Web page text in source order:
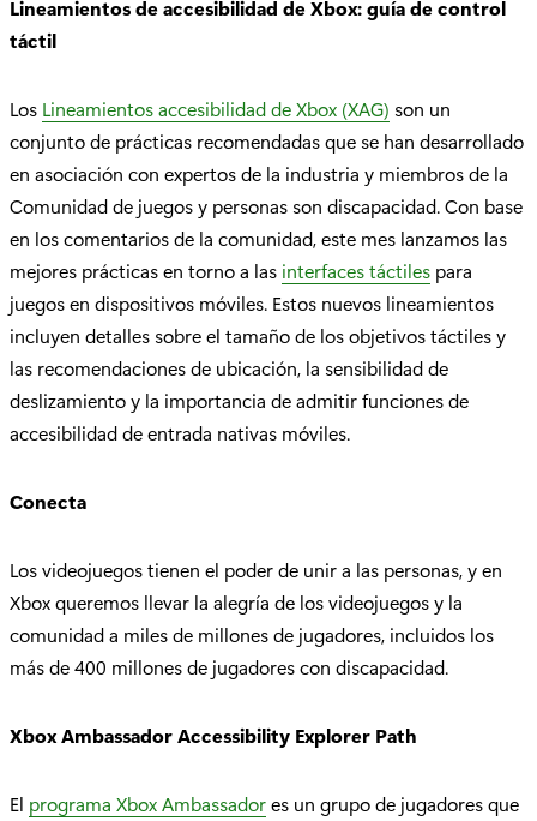
Lineamientos de accesibilidad de Xbox: guía de control
táctil
Los Lineamientos accesibilidad de Xbox (XAG) son un
conjunto de prácticas recomendadas que se han desarrollado
en asociación con expertos de la industria y miembros de la
Comunidad de juegos y personas son discapacidad. Con base
en los comentarios de la comunidad, este mes lanzamos las
mejores prácticas en torno a las interfaces táctiles para
juegos en dispositivos móviles. Estos nuevos lineamientos
incluyen detalles sobre el tamaño de los objetivos táctiles y
las recomendaciones de ubicación, la sensibilidad de
deslizamiento y la importancia de admitir funciones de
accesibilidad de entrada nativas móviles.
Conecta
Los videojuegos tienen el poder de unir a las personas, y en
Xbox queremos llevar la alegría de los videojuegos y la
comunidad a miles de millones de jugadores, incluidos los
más de 400 millones de jugadores con discapacidad.
Xbox Ambassador Accessibility Explorer Path
El programa Xbox Ambassadores un grupo de jugadores que